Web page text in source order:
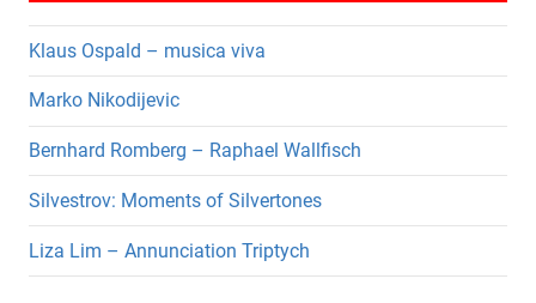
Klaus Ospald – musica viva
Marko Nikodijevic
Bernhard Romberg – Raphael Wallfisch
Silvestrov: Moments of Silvertones
Liza Lim – Annunciation Triptych